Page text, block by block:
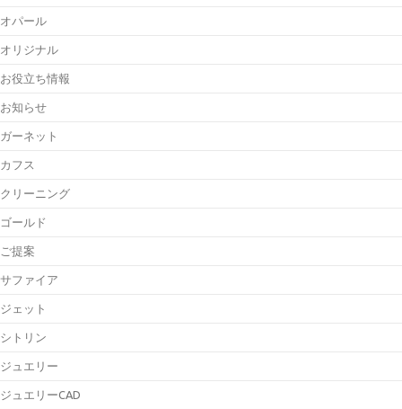
オパール
オリジナル
お役立ち情報
お知らせ
ガーネット
カフス
クリーニング
ゴールド
ご提案
サファイア
ジェット
シトリン
ジュエリー
ジュエリーCAD